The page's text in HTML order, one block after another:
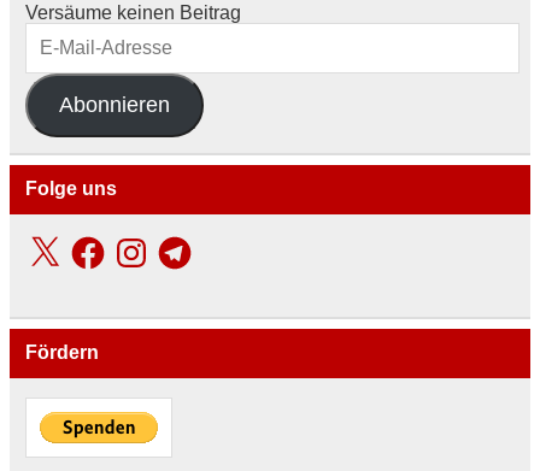
Versäume keinen Beitrag
E-
Mail-
Adresse
Abonnieren
Folge uns
X FacebookInstagramTelegram
Fördern